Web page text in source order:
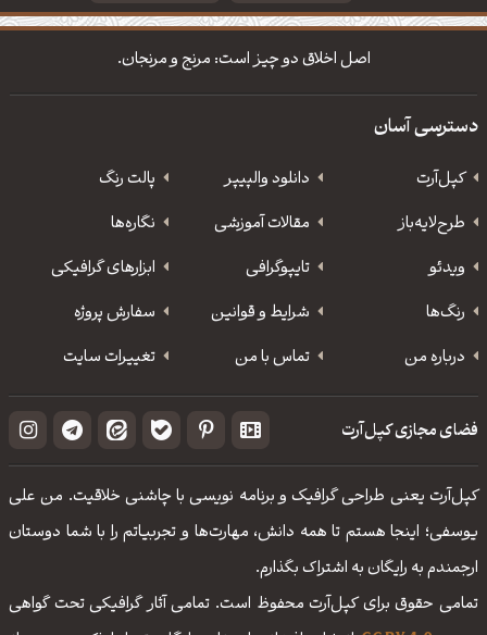
دانلود والپیپر مذهبی
تایپوگرافی شعر مولانا
اصل اخلاق دو چیز است: مرنج و مرنجان.
دسترسی آسان
کپل‌آرت دانلود‌ والپیپر
پالت رنگ
طرح‌لایه‌باز
مقالات آموزشی
نگاره‌ها
ویدئو
‌تایپوگرافی
ابزارهای گرافیکی
رنگ‌ها
شرایط و قوانین
سفارش پروژه
درباره من
تماس با من تغییرات سایت
فضای مجازی کپل‌آرت
کپل‌آرت یعنی طراحی گرافیک و برنامه نویسی با چاشنی خلاقیت. من علی
یوسفی؛ اینجا هستم تا همه دانش، مهارت‌‌ها و تجربیاتم را با شما دوستان
ارجمندم به رایگان به اشتراک بگذارم.
تمامی حقوق برای کپل‌آرت محفوظ است. تمامی آثار گرافیکی تحت گواهی